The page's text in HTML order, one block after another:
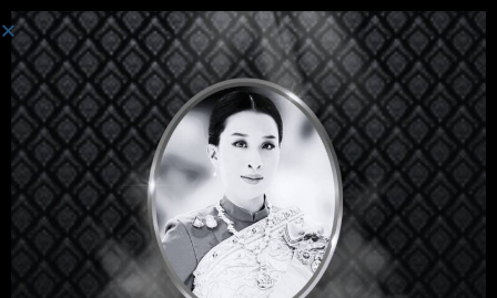
Login
Hey there, great course, right?
Do you like this course?